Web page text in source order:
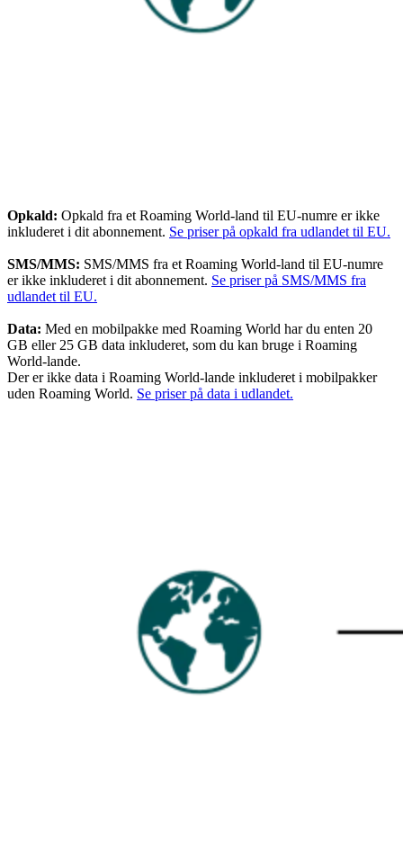
Opkald: Opkald fra et Roaming World-land til EU-numre er ikke
inkluderet i dit abonnement. Se priser på opkald fra udlandet til EU.
SMS/MMS: SMS/MMS fra et Roaming World-land til EU-numre
er ikke inkluderet i dit abonnement. Se priser på SMS/MMS fra
udlandet til EU.
Data: Med en mobilpakke med Roaming World har du enten 20
GB eller 25 GB data inkluderet, som du kan bruge i Roaming
World-lande.
Der er ikke data i Roaming World-lande inkluderet i mobilpakker
uden Roaming World. Se priser på data i udlandet.